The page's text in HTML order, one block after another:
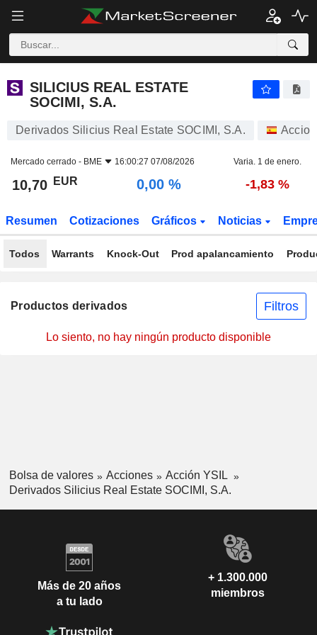
SILICIUS REAL ESTATE
SOCIMI, S.A.
Derivados Silicius Real Estate SOCIMI, S.A.
Mercado cerrado - BME 16:00:27 07/08/2026 Varia. 1 de enero.
10,70 EUR 0,00 % -1,83 %
Resumen Cotizaciones Gráficos Noticias
Todos Warrants Knock-Out Prod apalancamiento
Productos derivados Filtros
Lo siento, no hay ningún producto disponible
Bolsa de valores Acciones
Acción YSIL
Derivados Silicius Real Estate SOCIMI, S.A.
Más de 20 años
a tu lado
+ 1.300.000
miembros